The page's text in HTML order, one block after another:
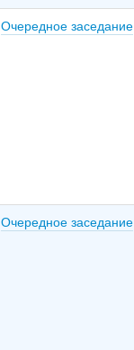
Очередное заседание
Очередное заседание